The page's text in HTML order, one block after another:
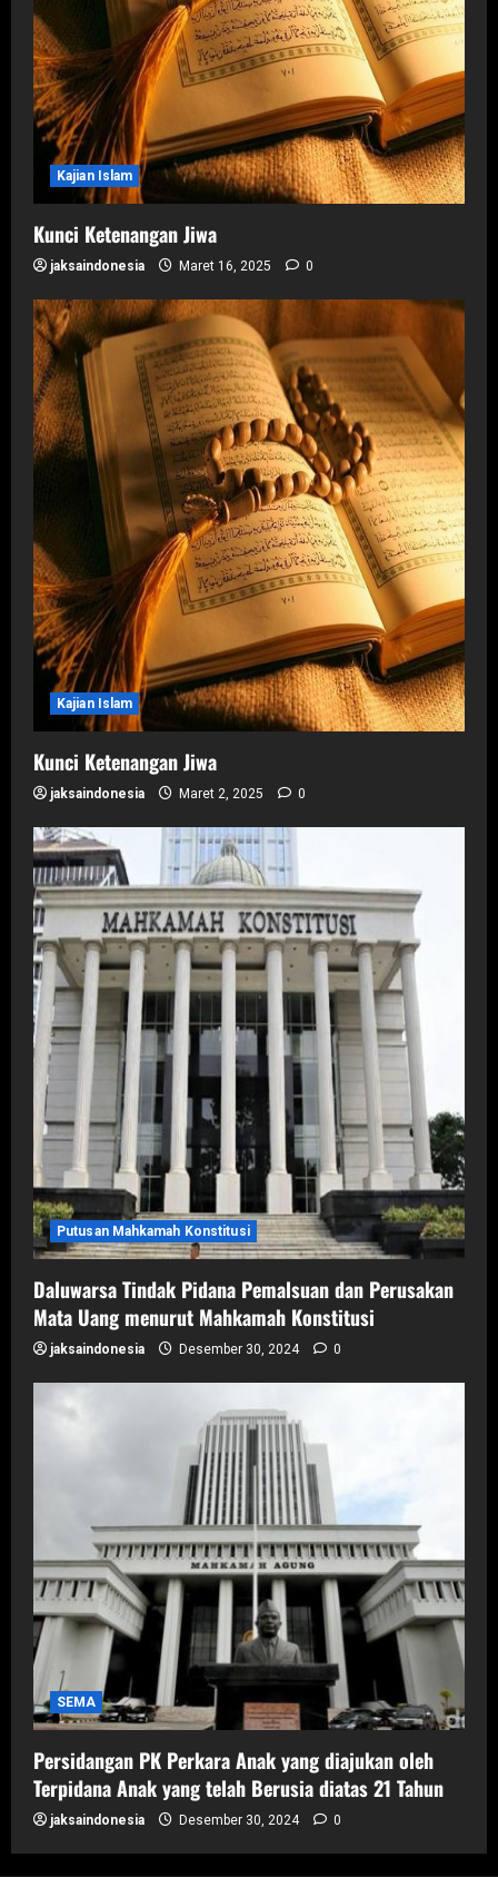
Kajian Islam
Kunci Ketenangan Jiwa
jaksaindonesia Maret 16, 2025 0
Kajian Islam
Kunci Ketenangan Jiwa
jaksaindonesia Maret 2, 2025 0
Putusan Mahkamah Konstitusi
Daluwarsa Tindak Pidana Pemalsuan dan Perusakan
Mata Uang menurut Mahkamah Konstitusi
jaksaindonesia Desember 30, 2024 0
SEMA
Persidangan PK Perkara Anak yang diajukan oleh
Terpidana Anak yang telah Berusia diatas 21 Tahun
jaksaindonesia Desember 30, 2024 0